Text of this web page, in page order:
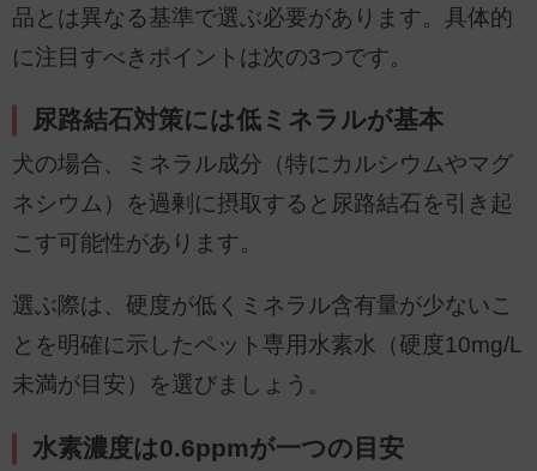
品とは異なる基準で選ぶ必要があります。具体的
に注目すべきポイントは次の3つです。
尿路結石対策には低ミネラルが基本
犬の場合、ミネラル成分（特にカルシウムやマグ
ネシウム）を過剰に摂取すると尿路結石を引き起
こす可能性があります。
選ぶ際は、硬度が低くミネラル含有量が少ないこ
とを明確に示したペット専用水素水（硬度10mg/L
未満が目安）を選びましょう。
水素濃度は0.6ppmが一つの目安